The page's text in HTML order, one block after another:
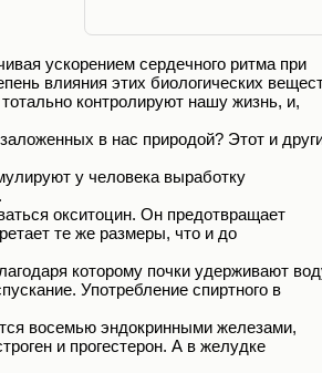
ускорением сердечного ритма при
влияния этих биологических
контролируют нашу жизнь, и,
в нас природой? Этот и
у человека выработку
окситоцин. Он предотвращает
те же размеры, что и до
которому почки удерживают
Употребление спиртного в
восемью эндокринными железами,
и прогестерон. А в желудке